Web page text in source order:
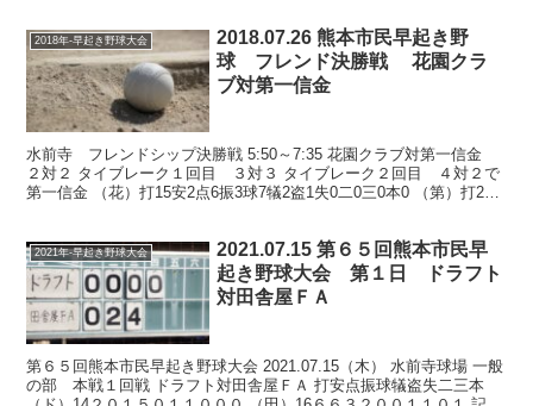
2018年-早起き野球大会
2018.07.26 熊本市民早起き野
球 フレンド決勝戦 花園クラ
ブ対第一信金
水前寺 フレンドシップ決勝戦 5:50～7:35 花園クラブ対第一信金
２対２ タイブレーク１回目 ３対３ タイブレーク２回目 ４対２で
第一信金 （花）打15安2点6振3球7犠2盗1失0二0三0本0 （第）打21
2021年-早起き野球大会
2021.07.15 第６５回熊本市民早
起き野球大会 第１日 ドラフト
対田舎屋ＦＡ
第６５回熊本市民早起き野球大会 2021.07.15（木） 水前寺球場 一般
の部 本戦１回戦 ドラフト対田舎屋ＦＡ 打安点振球犠盗失二三本